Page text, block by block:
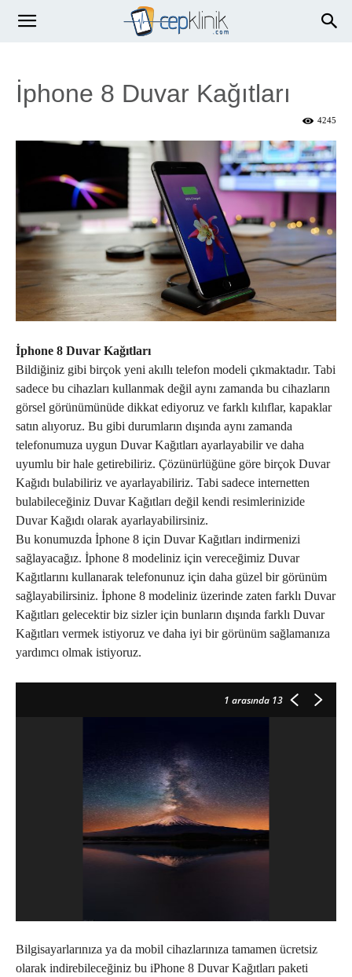
İphone 8 Duvar Kağıtları
4245
İphone 8 Duvar Kağıtları
Bildiğiniz gibi birçok yeni akıllı telefon modeli çıkmaktadır. Tabi
sadece bu cihazları kullanmak değil aynı zamanda bu cihazların
görsel görünümünüde dikkat ediyoruz ve farklı kılıflar, kapaklar
satın alıyoruz. Bu gibi durumların dışında aynı zamanda
telefonumuza uygun Duvar Kağıtları ayarlayabilir ve daha
uyumlu bir hale getirebiliriz. Çözünürlüğüne göre birçok Duvar
Kağıdı bulabiliriz ve ayarlayabiliriz. Tabi sadece internetten
bulabileceğiniz Duvar Kağıtları değil kendi resimlerinizide
Duvar Kağıdı olarak ayarlayabilirsiniz.
Bu konumuzda İphone 8 için Duvar Kağıtları indirmenizi
sağlayacağız. İphone 8 modeliniz için vereceğimiz Duvar
Kağıtlarını kullanarak telefonunuz için daha güzel bir görünüm
sağlayabilirsiniz. İphone 8 modeliniz üzerinde zaten farklı Duvar
Kağıtları gelecektir biz sizler için bunların dışında farklı Duvar
Kağıtları vermek istiyoruz ve daha iyi bir görünüm sağlamanıza
yardımcı olmak istiyoruz.
1 arasında 13
Bilgisayarlarınıza ya da mobil cihazlarınıza tamamen ücretsiz
olarak indirebileceğiniz bu iPhone 8 Duvar Kağıtları paketi